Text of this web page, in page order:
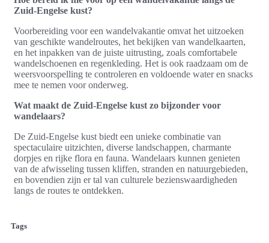
Zuid-Engelse kust?
Voorbereiding voor een wandelvakantie omvat het uitzoeken
van geschikte wandelroutes, het bekijken van wandelkaarten,
en het inpakken van de juiste uitrusting, zoals comfortabele
wandelschoenen en regenkleding. Het is ook raadzaam om de
weersvoorspelling te controleren en voldoende water en snacks
mee te nemen voor onderweg.
Wat maakt de Zuid-Engelse kust zo bijzonder voor
wandelaars?
De Zuid-Engelse kust biedt een unieke combinatie van
spectaculaire uitzichten, diverse landschappen, charmante
dorpjes en rijke flora en fauna. Wandelaars kunnen genieten
van de afwisseling tussen kliffen, stranden en natuurgebieden,
en bovendien zijn er tal van culturele bezienswaardigheden
langs de routes te ontdekken.
Tags